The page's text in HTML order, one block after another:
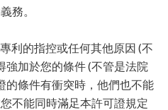
務。
利的指控或任何其他原因 (不
強加於您的條件 (不管是法院
的條件有衝突時，他們也不能
不能同時滿足本許可證規定